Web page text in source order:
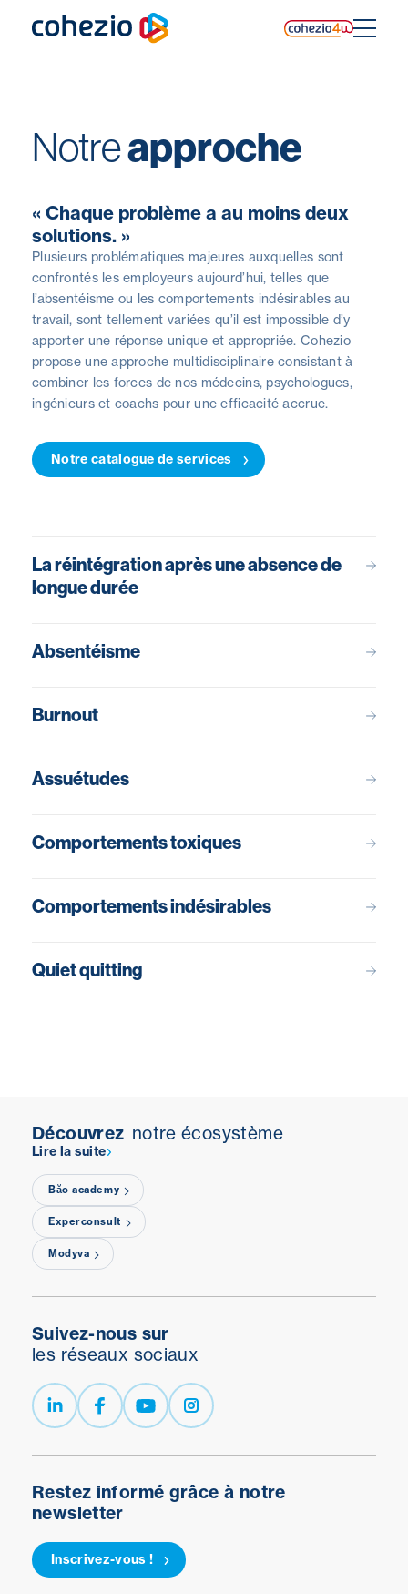
content
Notreapproche
« Chaque problème a au moins deux
solutions. »
Plusieurs problématiques majeures auxquelles sont
confrontés les employeurs aujourd’hui, telles que
l’absentéisme ou les comportements indésirables au
travail, sont tellement variées qu’il est impossible d’y
apporter une réponse unique et appropriée. Cohezio
propose une approche multidisciplinaire consistant à
combiner les forces de nos médecins, psychologues,
ingénieurs et coachs pour une efficacité accrue.
Notre catalogue de services
La réintégration après une absence de
longue durée
Absentéisme
Burnout
Assuétudes
Comportements toxiques
Comportements indésirables
Quiet quitting
Découvrez notre écosystème
Lire la suite
Băo academy
Experconsult
Modyva
Restez informé grâce à notre
newsletter
Inscrivez-vous !
Suivez-nous sur
les réseaux sociaux